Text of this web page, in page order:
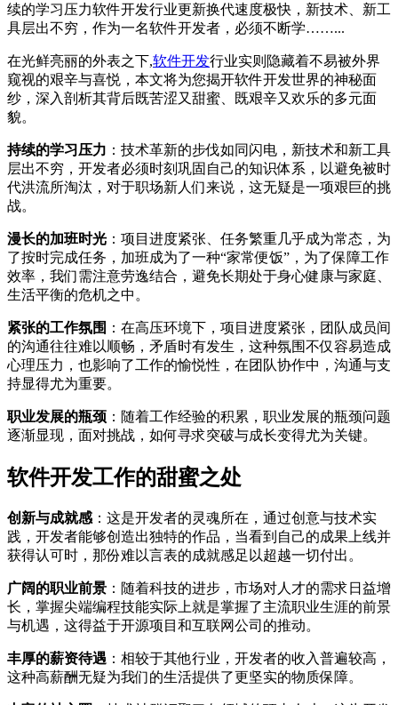
续的学习压力软件开发行业更新换代速度极快，新技术、新工
具层出不穷，作为一名软件开发者，必须不断学……...
在光鲜亮丽的外表之下,软件开发行业实则隐藏着不易被外界
窥视的艰辛与喜悦，本文将为您揭开软件开发世界的神秘面
纱，深入剖析其背后既苦涩又甜蜜、既艰辛又欢乐的多元面
貌。
持续的学习压力 ：技术革新的步伐如同闪电，新技术和新工具
层出不穷，开发者必须时刻巩固自己的知识体系，以避免被时
代洪流所淘汰，对于职场新人们来说，这无疑是一项艰巨的挑
战。
漫长的加班时光 ：项目进度紧张、任务繁重几乎成为常态，为
了按时完成任务，加班成为了一种“家常便饭”，为了保障工作
效率，我们需注意劳逸结合，避免长期处于身心健康与家庭、
生活平衡的危机之中。
紧张的工作氛围 ：在高压环境下，项目进度紧张，团队成员间
的沟通往往难以顺畅，矛盾时有发生，这种氛围不仅容易造成
心理压力，也影响了工作的愉悦性，在团队协作中，沟通与支
持显得尤为重要。
职业发展的瓶颈 ：随着工作经验的积累，职业发展的瓶颈问题
逐渐显现，面对挑战，如何寻求突破与成长变得尤为关键。
软件开发工作的甜蜜之处
创新与成就感 ：这是开发者的灵魂所在，通过创意与技术实
践，开发者能够创造出独特的作品，当看到自己的成果上线并
获得认可时，那份难以言表的成就感足以超越一切付出。
广阔的职业前景 ：随着科技的进步，市场对人才的需求日益增
长，掌握尖端编程技能实际上就是掌握了主流职业生涯的前景
与机遇，这得益于开源项目和互联网公司的推动。
丰厚的薪资待遇 ：相较于其他行业，开发者的收入普遍较高，
这种高薪酬无疑为我们的生活提供了更坚实的物质保障。